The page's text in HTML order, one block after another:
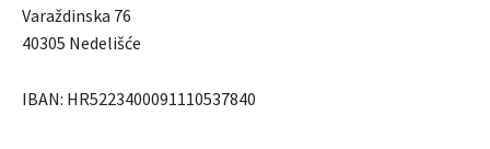
Varaždinska 76
40305 Nedelišće
IBAN: HR5223400091110537840